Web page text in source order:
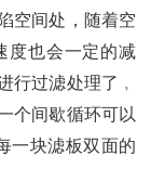
空间处，随着空
度也会一定的减
行过滤处理了﹐
个间歇循环可以
一块滤板双面的